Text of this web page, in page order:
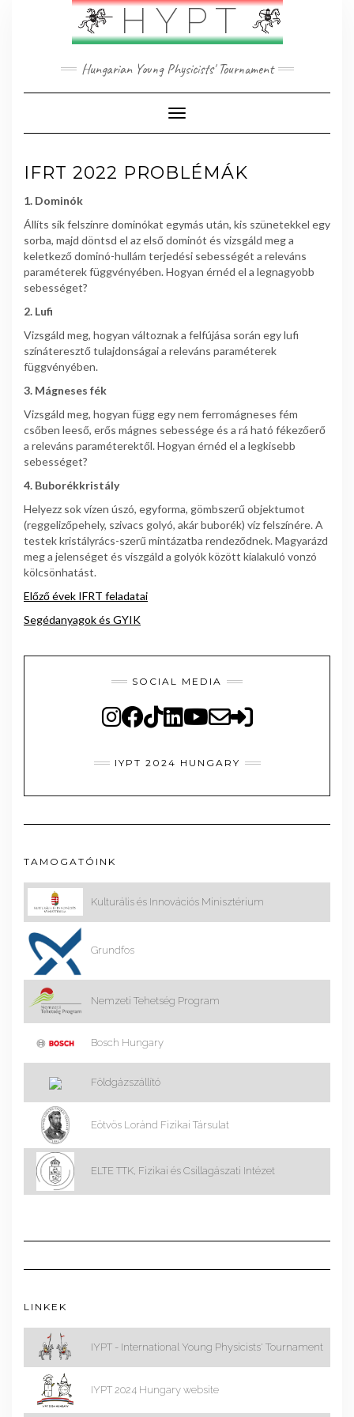
HYPT
Hungarian Young Physicists' Tournament
Toggle Navigation
IFRT 2022 PROBLÉMÁK
1. Dominók
Állíts sík felszínre dominókat egymás után, kis szünetekkel egy
sorba, majd döntsd el az első dominót és vizsgáld meg a
keletkező dominó-hullám terjedési sebességét a releváns
paraméterek függvényében. Hogyan érnéd el a legnagyobb
sebességet?
2. Lufi
Vizsgáld meg, hogyan változnak a felfújása során egy lufi
színáteresztő tulajdonságai a releváns paraméterek
függvényében.
3. Mágneses fék
Vizsgáld meg, hogyan függ egy nem ferromágneses fém
csőben leeső, erős mágnes sebessége és a rá ható fékezőerő
a releváns paraméterektől. Hogyan érnéd el a legkisebb
sebességet?
4. Buborékkristály
Helyezz sok vízen úszó, egyforma, gömbszerű objektumot
(reggelizőpehely, szivacs golyó, akár buborék) víz felszínére. A
testek kristályrács-szerű mintázatba rendeződnek. Magyarázd
meg a jelenséget és viszgáld a golyók között kialakuló vonzó
kölcsönhatást.
Előző évek IFRT feladatai
Segédanyagok és GYIK
SOCIAL MEDIA
IYPT 2024 HUNGARY
TAMOGATÓINK
Kulturális és Innovációs Minisztérium
Grundfos
Nemzeti Tehetség Program
Bosch Hungary
Földgázszállító
Eötvös Loránd Fizikai Társulat
ELTE TTK, Fizikai és Csillagászati Intézet
LINKEK
IYPT - International Young Physicists' Tournament
IYPT 2024 Hungary website